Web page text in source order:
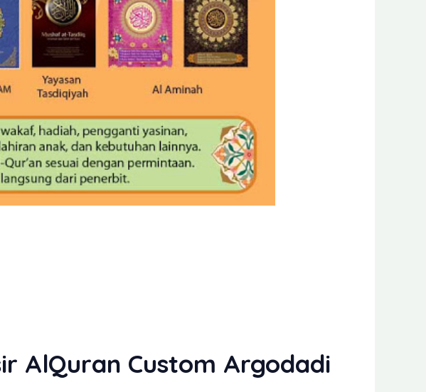
AlQuran Custom Argodadi